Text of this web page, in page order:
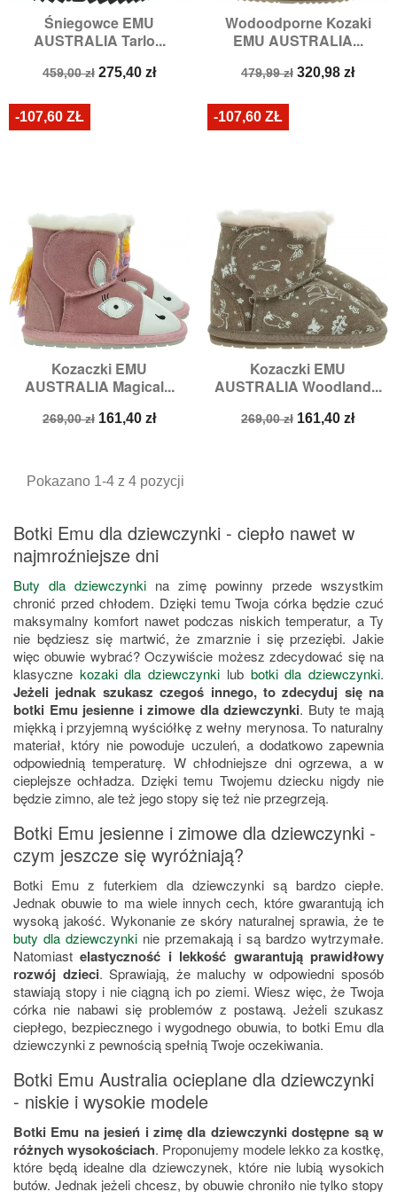
Śniegowce EMU
AUSTRALIA Tarlo...
Cena
459,00 zł Cena
275,40 zł
Wodoodporne Kozaki
EMU AUSTRALIA...
Cena
479,99 zł Cena
320,98 zł
Kozaczki EMU
AUSTRALIA Magical...
Cena
269,00 zł Cena
161,40 zł
-107,60 ZŁ
Kozaczki EMU
AUSTRALIA Woodland...
Cena
269,00 zł Cena
161,40 zł
-107,60 ZŁ
Pokazano 1-4 z 4 pozycji
Botki Emu dla dziewczynki - ciepło nawet w
najmroźniejsze dni
Buty dla dziewczynki na zimę powinny przede wszystkim
chronić przed chłodem. Dzięki temu Twoja córka będzie czuć
maksymalny komfort nawet podczas niskich temperatur, a Ty
nie będziesz się martwić, że zmarznie i się przeziębi. Jakie
więc obuwie wybrać? Oczywiście możesz zdecydować się na
klasyczne kozaki dla dziewczynki lub botki dla dziewczynki.
Jeżeli jednak szukasz czegoś innego, to zdecyduj się na
botki Emu jesienne i zimowe dla dziewczynki. Buty te mają
miękką i przyjemną wyściółkę z wełny merynosa. To naturalny
materiał, który nie powoduje uczuleń, a dodatkowo zapewnia
odpowiednią temperaturę. W chłodniejsze dni ogrzewa, a w
cieplejsze ochładza. Dzięki temu Twojemu dziecku nigdy nie
będzie zimno, ale też jego stopy się też nie przegrzeją.
Botki Emu jesienne i zimowe dla dziewczynki -
czym jeszcze się wyróżniają?
Botki Emu z futerkiem dla dziewczynki są bardzo ciepłe.
Jednak obuwie to ma wiele innych cech, które gwarantują ich
wysoką jakość. Wykonanie ze skóry naturalnej sprawia, że te
buty dla dziewczynki nie przemakają i są bardzo wytrzymałe.
Natomiastelastyczność i lekkość gwarantują prawidłowy
rozwój dzieci. Sprawiają, że maluchy w odpowiedni sposób
stawiają stopy i nie ciągną ich po ziemi. Wiesz więc, że Twoja
córka nie nabawi się problemów z postawą. Jeżeli szukasz
ciepłego, bezpiecznego i wygodnego obuwia, to botki Emu dla
dziewczynki z pewnością spełnią Twoje oczekiwania.
Botki Emu Australia ocieplane dla dziewczynki
- niskie i wysokie modele
Botki Emu na jesień i zimę dla dziewczynki dostępne są w
różnych wysokościach. Proponujemy modele lekko za kostkę,
które będą idealne dla dziewczynek, które nie lubią wysokich
butów. Jednak jeżeli chcesz, by obuwie chroniło nie tylko stopy